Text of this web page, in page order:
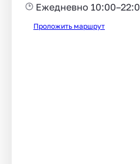
Ежедневно
Проложить маршрут